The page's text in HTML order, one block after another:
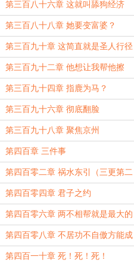
第三百八十六章 这就叫舔狗经济
（补凌晨的更新）
第三百八十八章 她要变富婆？
第三百九十章 这简直就是圣人行径
第三百九十二章 他想让我帮他擦
腚？
第三百九十四章 指鹿为马？
第三百九十六章 彻底翻脸
第三百九十八章 聚焦京州
第四百章 三件事
第四百零二章 祸水东引（三更第二
更！）
第四百零四章 君子之约
第四百零六章 两不相帮就是最大的
让步
第四百零八章 不居功不自傲方能成
事
第四百一十章 死！死！死！